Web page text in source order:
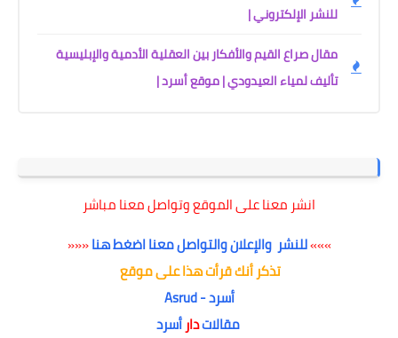
للنشر الإلكتروني |
مقال صراع القيم والأفكار بين العقلية الأدمية والإبليسية
تأليف لمياء العيدودي | موقع أسرد |
انشر معنا على الموقع وتواصل معنا مباشر
»»»للنشر والإعلان والتواصل معنا اضغط هنا«««
تذكر أنك قرأت هذا على موقع
أسرد - Asrud
مقالاتدارأسرد